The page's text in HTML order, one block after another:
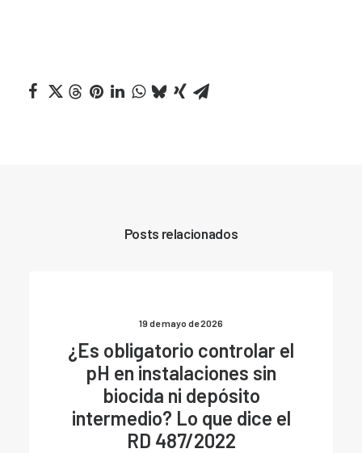
Posts relacionados
19 de mayo de 2026
¿Es obligatorio controlar el
pH en instalaciones sin
biocida ni depósito
intermedio? Lo que dice el
RD 487/2022